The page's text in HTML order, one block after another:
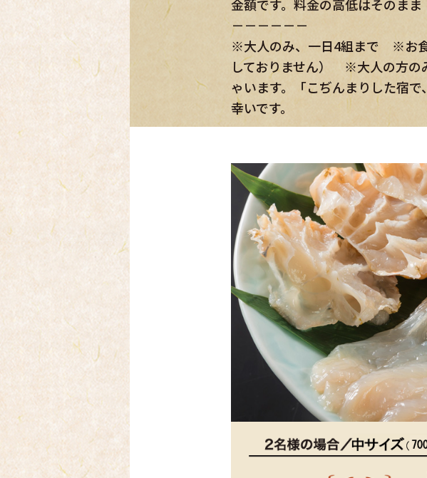
しておりません） ※大人の方の
ゃいます。「こぢんまりした宿で
幸いです。